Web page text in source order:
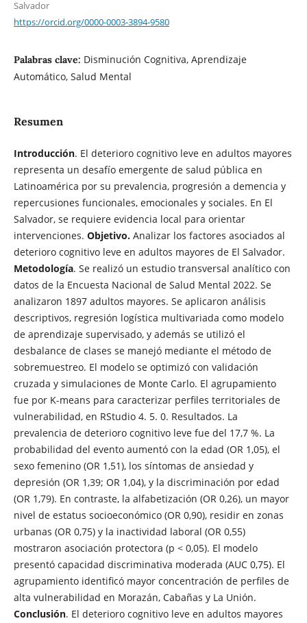
Salvador
https://orcid.org/0000-0003-3894-9580
Palabras clave: Disminución Cognitiva, Aprendizaje
Automático, Salud Mental
Resumen
Introducción. El deterioro cognitivo leve en adultos mayores
representa un desafío emergente de salud pública en
Latinoamérica por su prevalencia, progresión a demencia y
repercusiones funcionales, emocionales y sociales. En El
Salvador, se requiere evidencia local para orientar
intervenciones. Objetivo.Analizar los factores asociados al
deterioro cognitivo leve en adultos mayores de El Salvador.
Metodología. Se realizó un estudio transversal analítico con
datos de la Encuesta Nacional de Salud Mental 2022. Se
analizaron 1897 adultos mayores. Se aplicaron análisis
descriptivos, regresión logística multivariada como modelo
de aprendizaje supervisado, y además se utilizó el
desbalance de clases se manejó mediante el método de
sobremuestreo. El modelo se optimizó con validación
cruzada y simulaciones de Monte Carlo. El agrupamiento
fue por K-means para caracterizar perfiles territoriales de
vulnerabilidad, en RStudio 4. 5. 0. Resultados. La
prevalencia de deterioro cognitivo leve fue del 17,7 %. La
probabilidad del evento aumentó con la edad (OR 1,05), el
sexo femenino (OR 1,51), los síntomas de ansiedad y
depresión (OR 1,39; OR 1,04), y la discriminación por edad
(OR 1,79). En contraste, la alfabetización (OR 0,26), un mayor
nivel de estatus socioeconómico (OR 0,90), residir en zonas
urbanas (OR 0,75) y la inactividad laboral (OR 0,55)
mostraron asociación protectora (p < 0,05). El modelo
presentó capacidad discriminativa moderada (AUC 0,75). El
agrupamiento identificó mayor concentración de perfiles de
alta vulnerabilidad en Morazán, Cabañas y La Unión.
Conclusión. El deterioro cognitivo leve en adultos mayores